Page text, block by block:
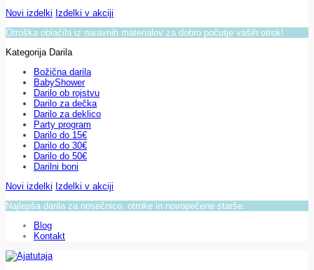
Novi izdelki Izdelki v akciji
Otroška oblačila iz naravnih materialov za dobro počutje vaših otrok!
Kategorija Darila
Božična darila
BabyShower
Darilo ob rojstvu
Darilo za dečka
Darilo za deklico
Party program
Darilo do 15€
Darilo do 30€
Darilo do 50€
Darilni boni
Novi izdelki Izdelki v akciji
Najlepša darila za nosečnico, otroke in novopečene starše.
Blog
Kontakt